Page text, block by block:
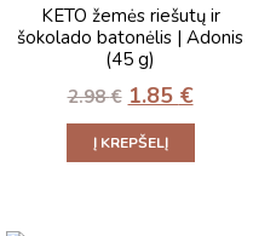
KETO žemės riešutų ir
šokolado batonėlis | Adonis
(45 g)
2.98€ 1.85 €
Į KREPŠELĮ